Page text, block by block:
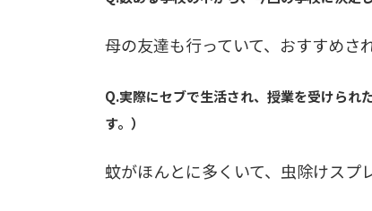
母の友達も行っていて、おすすめさ
Q.実際にセブで生活され、授業を受けられ
す。）
蚊がほんとに多くいて、虫除けスプ